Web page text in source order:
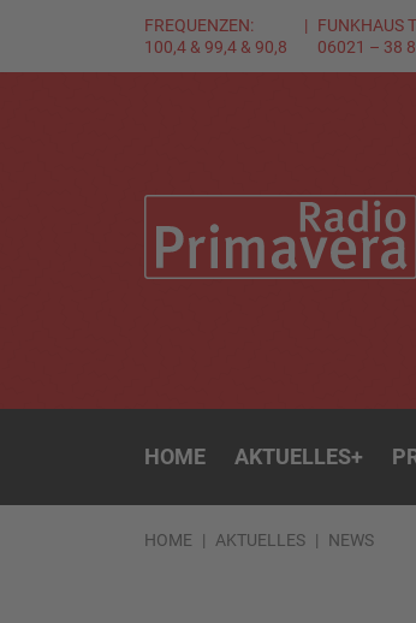
FREQUENZEN:
100,4 & 99,4 & 90,8
FUNKHAUS
06021 – 38
HOME AKTUELLES+
HOME AKTUELLES NEWS